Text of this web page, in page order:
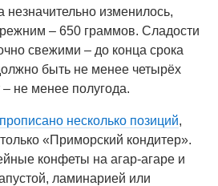
изменилось,
– 650 граммов. Сладости
свежими – до конца срока
быть не менее четырёх
не менее полугода.
прописано несколько позиций,
«Приморский кондитер».
конфеты на агар-агаре и
ламинарией или